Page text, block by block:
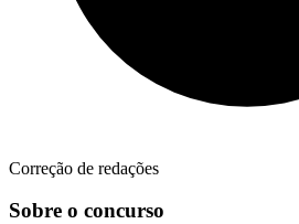
Correção de redações
Sobre o concurso